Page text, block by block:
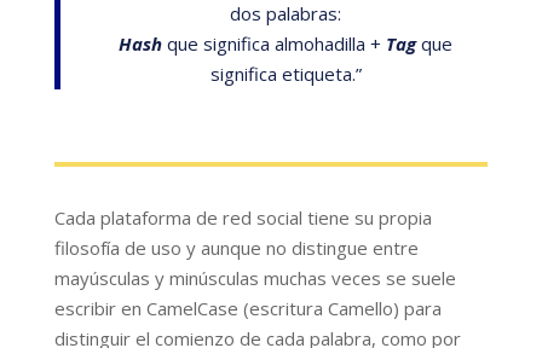
dos palabras:
Hash que significa almohadilla + Tagque
significa etiqueta.”
Cada plataforma de red social tiene su propia
filosofía de uso y aunque no distingue entre
mayúsculas y minúsculas muchas veces se suele
escribir en CamelCase (escritura Camello) para
distinguir el comienzo de cada palabra, como por